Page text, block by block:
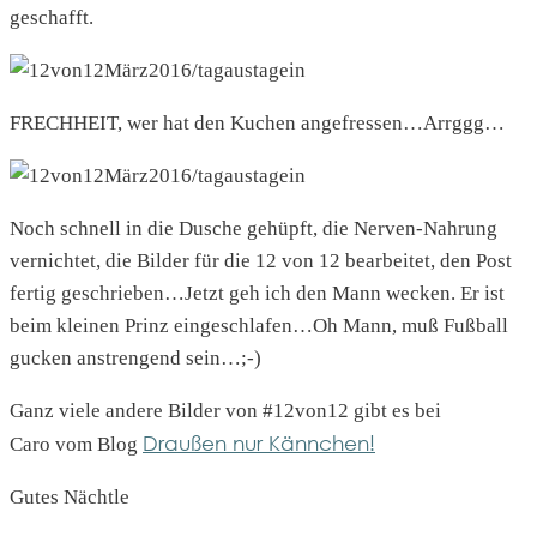
geschafft.
FRECHHEIT, wer hat den Kuchen angefressen…Arrggg…
Noch schnell in die Dusche gehüpft, die Nerven-Nahrung
vernichtet, die Bilder für die 12 von 12 bearbeitet, den Post
fertig geschrieben…Jetzt geh ich den Mann wecken. Er ist
beim kleinen Prinz eingeschlafen…Oh Mann, muß Fußball
gucken anstrengend sein…;-)
Ganz viele andere Bilder von #12von12 gibt es bei
Caro vom Blog Draußen nur Kännchen!
Gutes Nächtle